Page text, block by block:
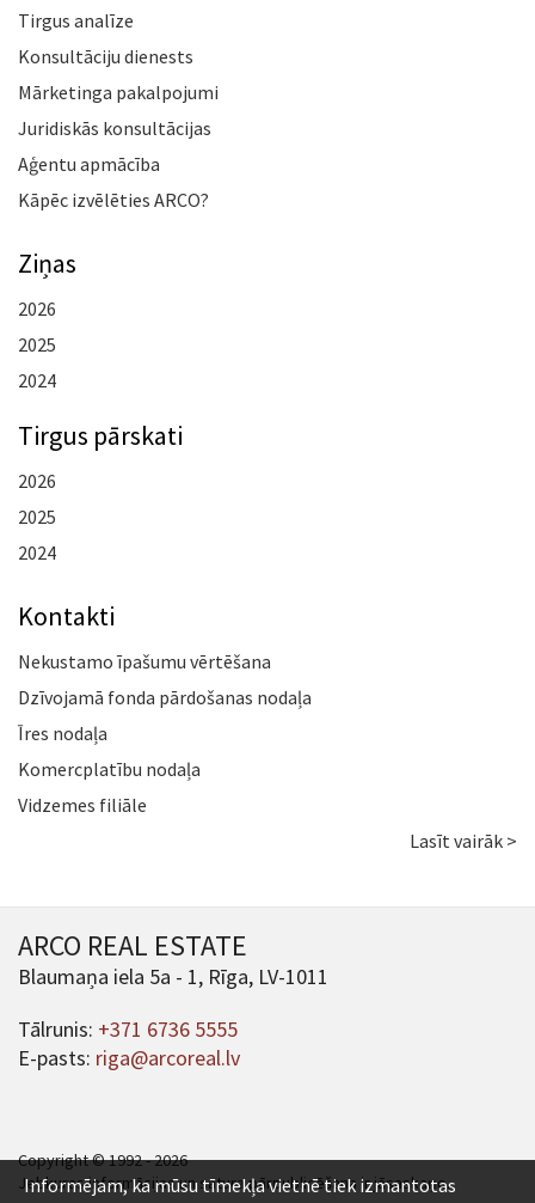
Tirgus analīze
Konsultāciju dienests
Mārketinga pakalpojumi
Juridiskās konsultācijas
Aģentu apmācība
Kāpēc izvēlēties ARCO?
Ziņas
2026
2025
2024
Tirgus pārskati
2026
2025
2024
Kontakti
Nekustamo īpašumu vērtēšana
Dzīvojamā fonda pārdošanas nodaļa
Īres nodaļa
Komercplatību nodaļa
Vidzemes filiāle
Lasīt vairāk >
ARCO REAL ESTATE
Blaumaņa iela 5a - 1, Rīga, LV-1011
Tālrunis: +371 6736 5555
E-pasts: riga@arcoreal.lv
Copyright © 1992 - 2026
Jebkuras informācijas un satura pārpublicēšana ir jāsaskaņo.
Informējam, ka mūsu tīmekļa vietnē tiek izmantotas